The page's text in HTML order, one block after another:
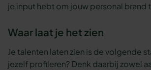
je input hebt om jouw personal brand
Waar laat je het zien
Je talenten laten zien is de volgende
jezelf profileren? Denk daarbij zowel